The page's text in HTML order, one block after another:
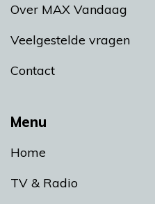
Menu
Home
TV & Radio
Over MAX Vandaag
Veelgestelde vragen
Contact